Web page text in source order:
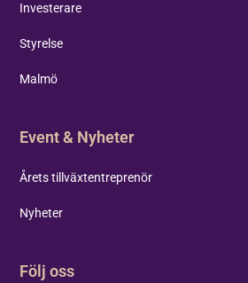
Investerare
Styrelse
Malmö
Event & Nyheter
Årets tillväxtentreprenör
Nyheter
Följ oss